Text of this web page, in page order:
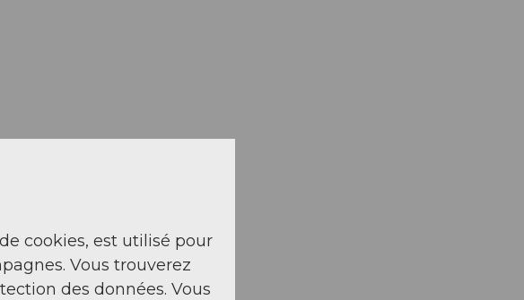
cookies, est utilisé pour
Vous trouverez
des données. Vous